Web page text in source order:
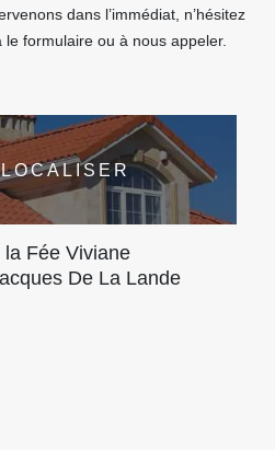
dans l’immédiat, n’hésitez
formulaire ou à nous appeler.
la Fée Viviane
De La Lande